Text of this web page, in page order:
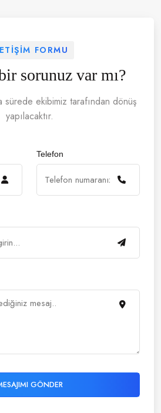
FORMU
sorunuz var mı?
sürede ekibimiz tarafından dönüş
yapılacaktır.
Telefon
GÖNDER